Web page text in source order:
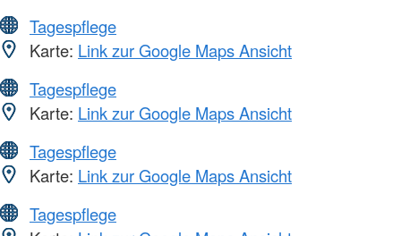
Tagespflege
Karte: Link zur Google Maps Ansicht
Tagespflege
Karte: Link zur Google Maps Ansicht
Tagespflege
Karte: Link zur Google Maps Ansicht
Tagespflege